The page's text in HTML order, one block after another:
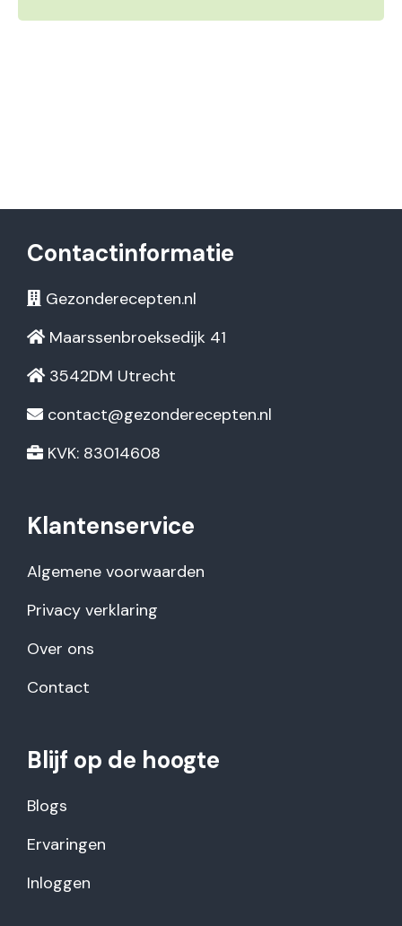
Contactinformatie
Gezonderecepten.nl
Maarssenbroeksedijk 41
3542DM Utrecht
contact@gezonderecepten.nl
KVK: 83014608
Klantenservice
Algemene voorwaarden
Privacy verklaring
Over ons
Contact
Blijf op de hoogte
Blogs
Ervaringen
Inloggen